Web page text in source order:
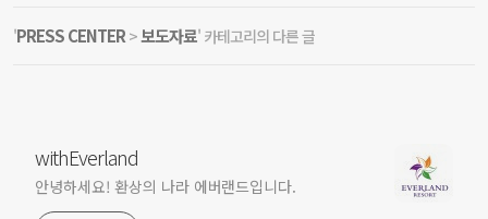
'PRESS CENTER>보도자료' 카테고리의 다른 글
withEverland
안녕하세요! 환상의 나라 에버랜드입니다.